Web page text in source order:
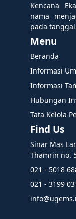
Kencana
nama
pada
Menu
Beranda
Informasi
Informasi
Hubungan
Tata Kelola
Find Us
Sinar Mas
Thamrin no.
021 - 5018
021 - 3199